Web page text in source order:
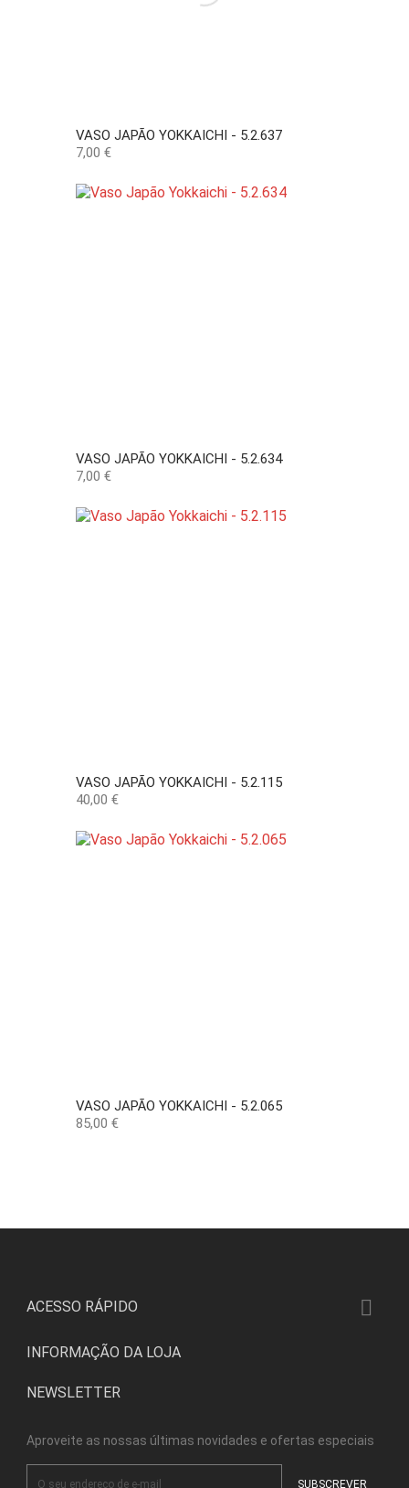
VASO JAPÃO YOKKAICHI - 5.2.637
Preço
7,00 €
VASO JAPÃO YOKKAICHI - 5.2.634
Preço
7,00 €
VASO JAPÃO YOKKAICHI - 5.2.115
Preço
40,00 €
VASO JAPÃO YOKKAICHI - 5.2.065
Preço
85,00 €
ACESSO RÁPIDO 
INFORMAÇÃO DA LOJA
NEWSLETTER
Aproveite as nossas últimas novidades e ofertas especiais